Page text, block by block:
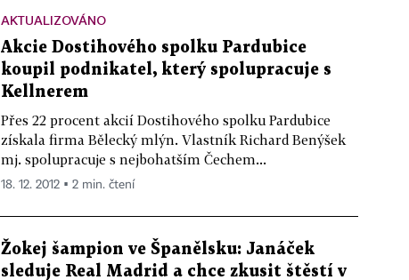
AKTUALIZOVÁNO
Akcie Dostihového spolku Pardubice
koupil podnikatel, který spolupracuje s
Kellnerem
Přes 22 procent akcií Dostihového spolku Pardubice
získala firma Bělecký mlýn. Vlastník Richard Benýšek
mj. spolupracuje s nejbohatším Čechem...
18. 12. 2012 ▪ 2 min. čtení
Žokej šampion ve Španělsku: Janáček
sleduje Real Madrid a chce zkusit štěstí v